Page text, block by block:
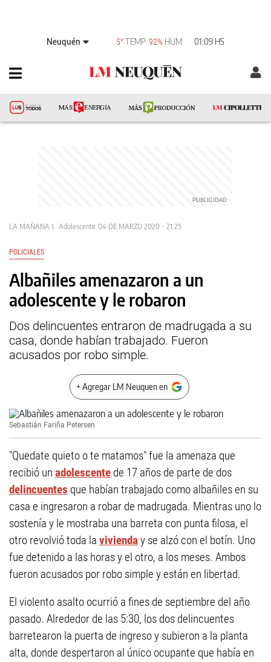
Neuquén 5°TEMP 92% HUM 01:09 HS
LA MAÑANA Adolescente 04 DE MARZO 2020 - 21:25
POLICIALES
Albañiles amenazaron a un
adolescente y le robaron
Dos delincuentes entraron de madrugada a su
casa, donde habían trabajado. Fueron
acusados por robo simple.
+ Agregar LM Neuquen en
Sebastián Fariña Petersen
"Quedate quieto o te matamos" fue la amenaza que
recibió un adolescente de 17 años de parte de dos
delincuentes que habían trabajado como albañiles en su
casa e ingresaron a robar de madrugada. Mientras uno lo
sostenía y le mostraba una barreta con punta filosa, el
otro revolvió toda la vivienday se alzó con el botín. Uno
fue detenido a las horas y el otro, a los meses. Ambos
fueron acusados por robo simple y están en libertad.
El violento asalto ocurrió a fines de septiembre del año
pasado. Alrededor de las 5:30, los dos delincuentes
barretearon la puerta de ingreso y subieron a la planta
alta, donde despertaron al único ocupante que había en